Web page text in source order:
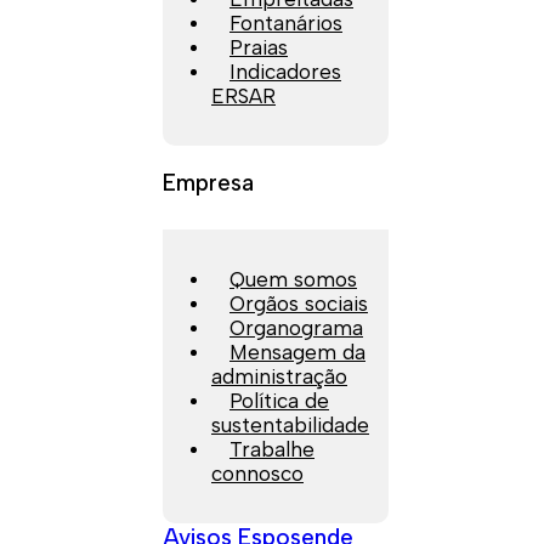
Fontanários
Praias
Indicadores
ERSAR
Empresa
Quem somos
Orgãos sociais
Organograma
Mensagem da
administração
Política de
sustentabilidade
Trabalhe
connosco
Avisos Esposende